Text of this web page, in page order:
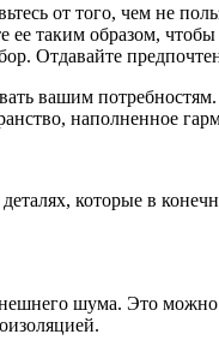
от того, чем не
таким образом,
Отдавайте
вашим
наполненное
которые в
шума. Это